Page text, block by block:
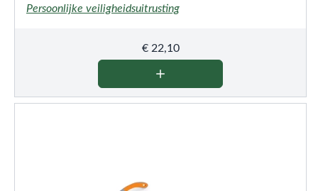
Persoonlijke veiligheidsuitrusting
€22,10